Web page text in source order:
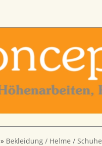
» Bekleidung / Helme / Schuhe